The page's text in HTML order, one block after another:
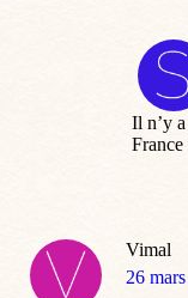
Il n’y
France
Vimal
dit
26